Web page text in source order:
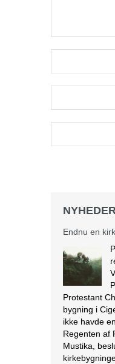
NYHEDER
Endnu en
Protestant
bygning i
ikke havde
Regenten af
Mustika,